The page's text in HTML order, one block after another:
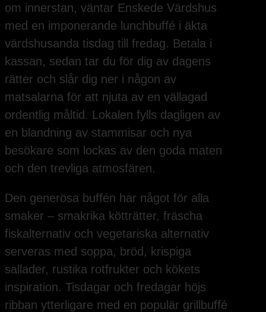
om innerstan, väntar Enskede Värdshus
med en imponerande lunchbuffé i äkta
värdshusanda tisdag till fredag. Betala i
kassan, sedan tar du för dig av dagens
rätter och slår dig ner i någon av
matsalarna för att njuta av en vällagad
ordentlig måltid. Lokalen fylls dagligen av
en blandning av stammisar och nya
besökare som lockas av den goda maten
och den trevliga atmosfären.
Den generösa buffén har något för alla
smaker – smakrika kötträtter, fräscha
fiskalternativ och vegetariska alternativ
serveras med soppa, bröd, krispiga
sallader, rustika rotfrukter och kökets
inspiration. Tisdagar och fredagar höjs
ribban ytterligare med en populär grillbuffé